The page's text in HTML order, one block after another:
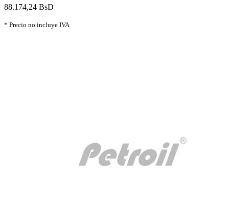
88.174,24 BsD
* Precio no incluye IVA